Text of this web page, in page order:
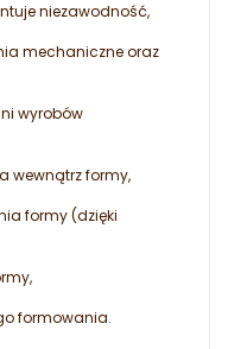
niezawodność,
mechaniczne oraz
wyrobów
wewnątrz formy,
formy (dzięki
formowania.